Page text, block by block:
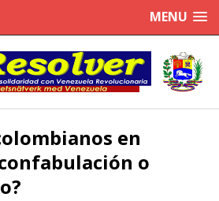
MENU
en
o